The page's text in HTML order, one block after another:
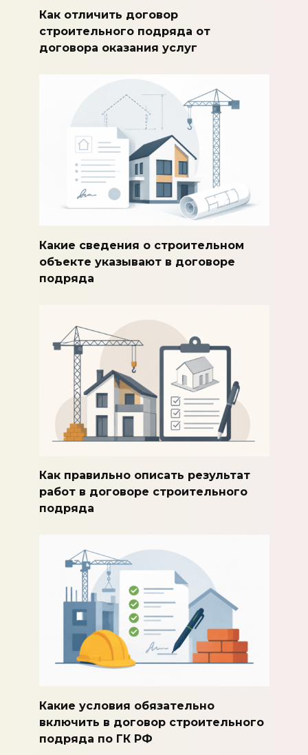
Как отличить договор
строительного подряда от
договора оказания услуг
Какие сведения о строительном
объекте указывают в договоре
подряда
Как правильно описать результат
работ в договоре строительного
подряда
Какие условия обязательно
включить в договор строительного
подряда по ГК РФ